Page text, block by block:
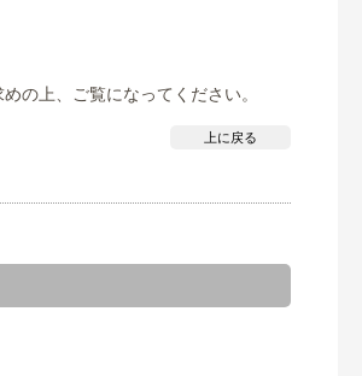
の上、ご覧になってください。
上に戻る